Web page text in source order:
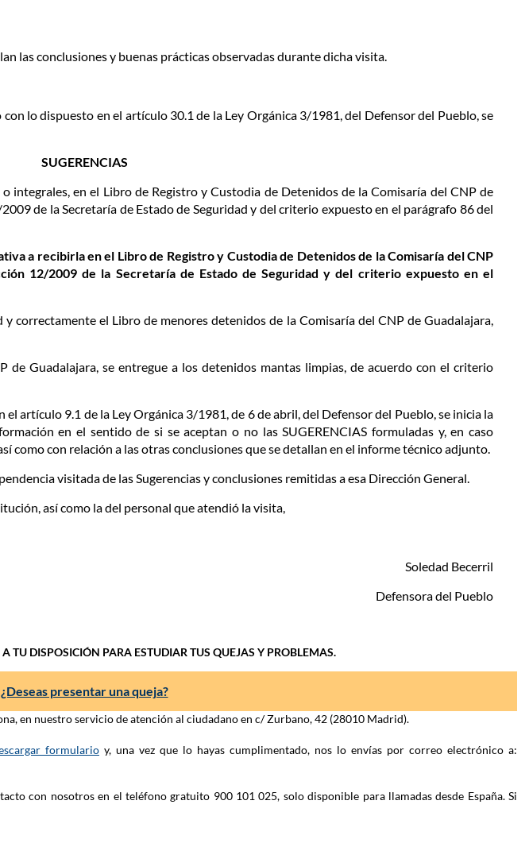
las conclusiones y buenas prácticas observadas durante dicha visita.
lo dispuesto en el artículo 30.1 de la Ley Orgánica 3/1981, del Defensor del Pueblo, se
SUGERENCIAS
integrales, en el Libro de Registro y Custodia de Detenidos de la Comisaría del CNP de
de la Secretaría de Estado de Seguridad y del criterio expuesto en el parágrafo 86 del
a recibirla en el Libro de Registro y Custodia de Detenidos de la Comisaría del CNP
12/2009 de la Secretaría de Estado de Seguridad y del criterio expuesto en el
correctamente el Libro de menores detenidos de la Comisaría del CNP de Guadalajara,
Guadalajara, se entregue a los detenidos mantas limpias, de acuerdo con el criterio
artículo 9.1 de la Ley Orgánica 3/1981, de 6 de abril, del Defensor del Pueblo, se inicia la
en el sentido de si se aceptan o no las SUGERENCIAS formuladas y, en caso
como con relación a las otras conclusiones que se detallan en el informe técnico adjunto.
visitada de las Sugerencias y conclusiones remitidas a esa Dirección General.
así como la del personal que atendió la visita,
Soledad Becerril
Defensora del Pueblo
A TU DISPOSICIÓN PARA ESTUDIAR TUS QUEJAS Y PROBLEMAS.
¿Deseas presentar una queja?
en nuestro servicio de atención al ciudadano en c/ Zurbano, 42 (28010 Madrid).
formulario y, una vez que lo hayas cumplimentado, nos lo envías por correo electrónico a:
con nosotros en el teléfono gratuito 900 101 025, solo disponible para llamadas desde España. Si